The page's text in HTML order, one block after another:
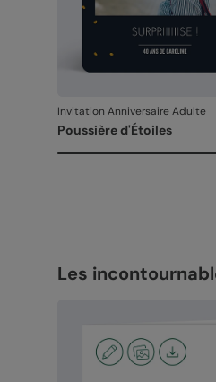
Invitation Anniversaire Adulte
Poussière d'Étoiles
Les